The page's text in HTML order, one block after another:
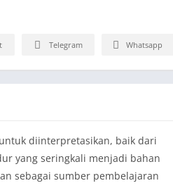
Telegram Whatsapp
diinterpretasikan, baik dari
yang seringkali menjadi bahan
sebagai sumber pembelajaran